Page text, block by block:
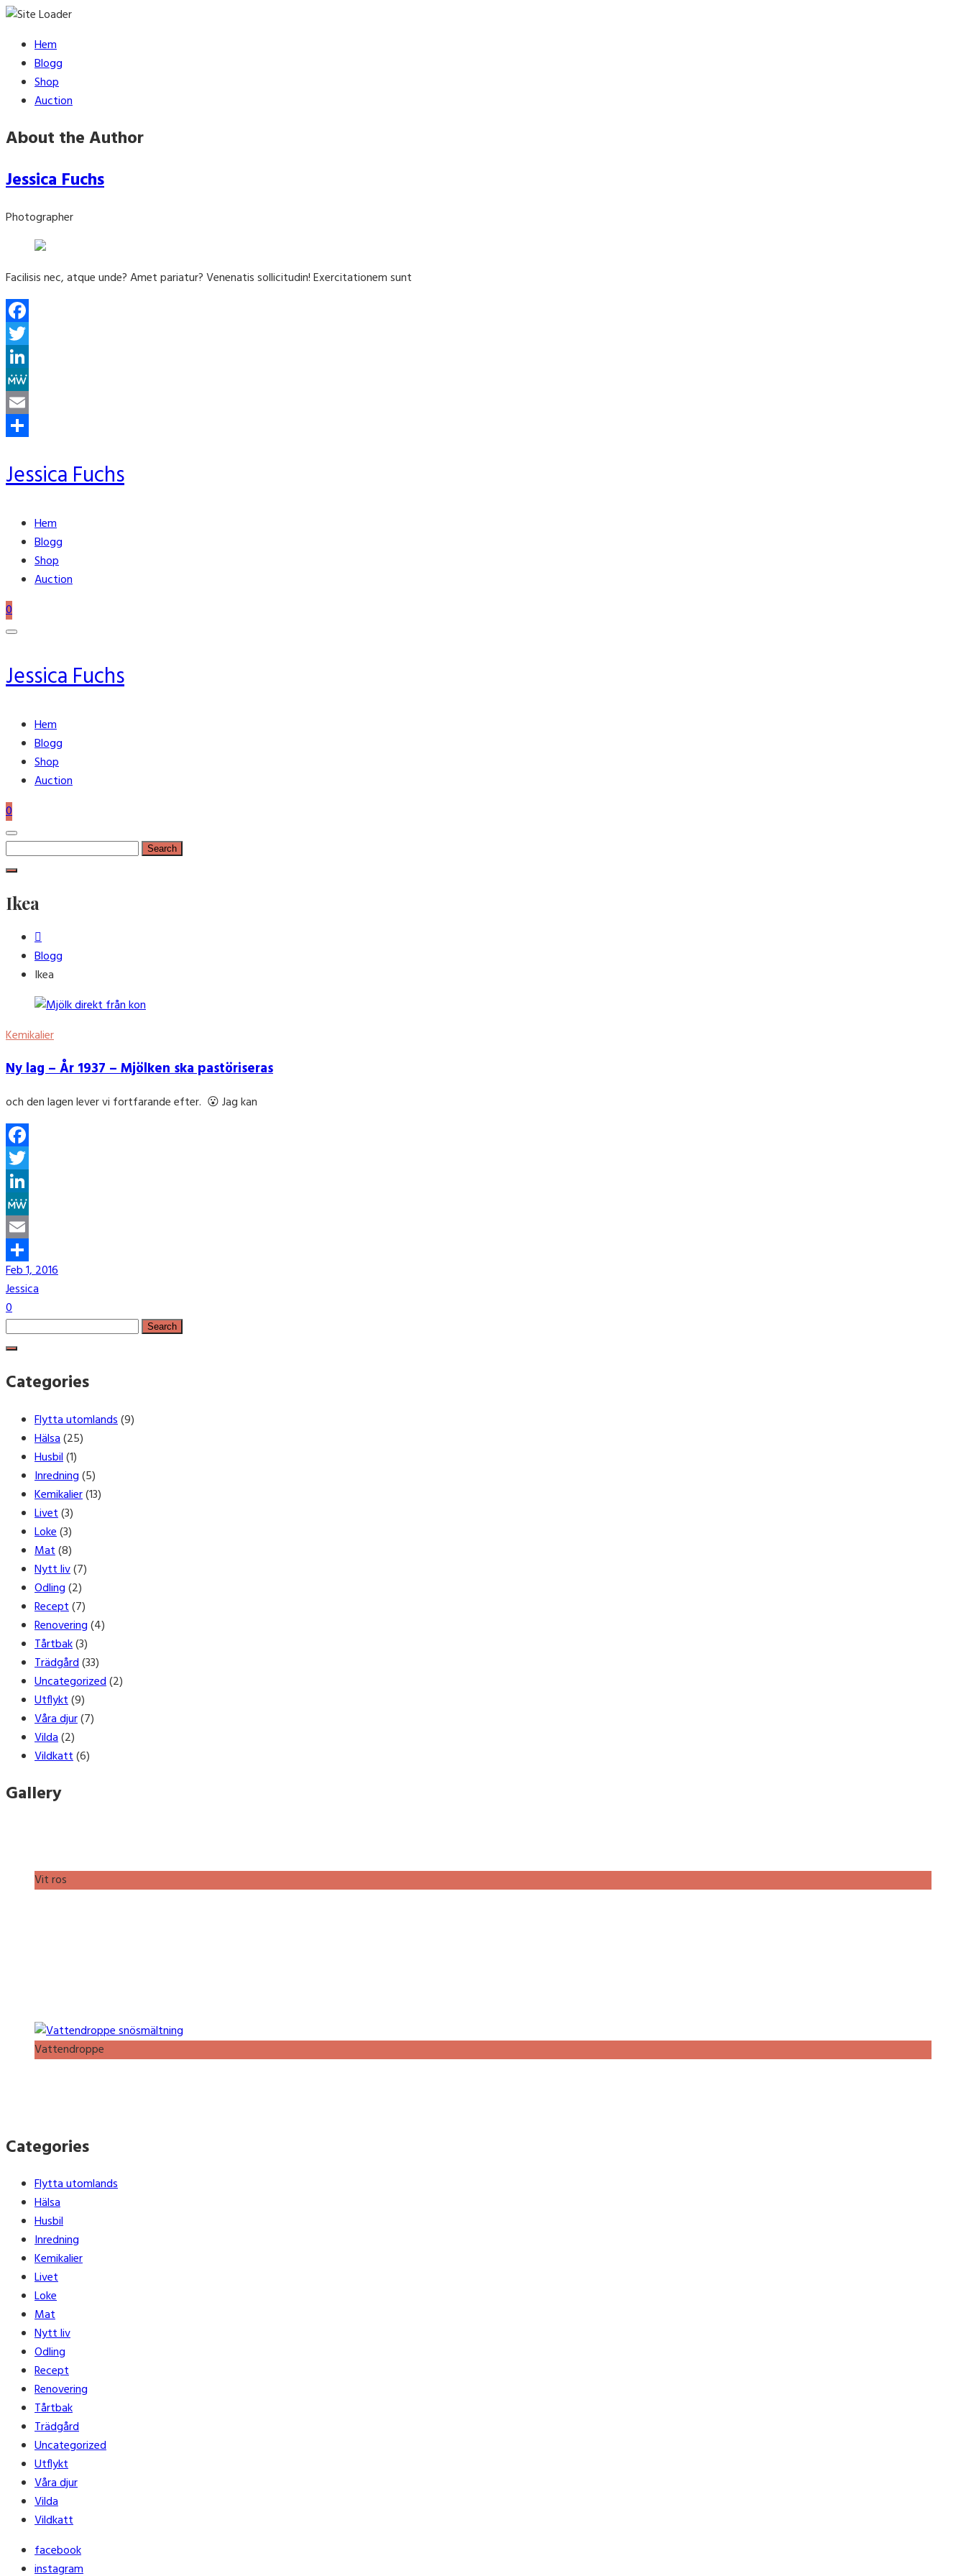
Skip
content
Hem
Blogg
Shop
Auction
About the Author
Jessica Fuchs
Photographer
Facilisis nec, atque unde? Amet pariatur? Venenatis sollicitudin! Exercitationem sunt
Facebook
Twitter
LinkedIn
MeWe
Email
Jessica Fuchs
Hem
Blogg
Shop
Auction
0
Jessica Fuchs
Hem
Blogg
Shop
Auction
0
Search
for:
Ikea
Blogg
Ikea
Kemikalier
Ny lag – År 1937 – Mjölken ska pastöriseras
och den lagen lever vi fortfarande efter. 😮 Jag kan
Facebook
Twitter
LinkedIn
MeWe
Email
Share
Feb 1, 2016
Jessica
0
Search
for:
Categories
Flytta utomlands(9)
Hälsa(25)
Husbil(1)
Inredning(5)
Kemikalier(13)
Livet(3)
Loke(3)
Mat(8)
Nytt liv(7)
Odling(2)
Recept(7)
Renovering(4)
Tårtbak(3)
Trädgård(33)
Uncategorized(2)
Utflykt(9)
Våra djur(7)
Vilda(2)
Vildkatt(6)
Gallery
Vit ros
Vattendroppe
Categories
Flytta utomlands
Hälsa
Husbil
Inredning
Kemikalier
Livet
Loke
Mat
Nytt liv
Odling
Recept
Renovering
Tårtbak
Trädgård
Uncategorized
Utflykt
Våra djur
Vilda
Vildkatt
facebook
instagram